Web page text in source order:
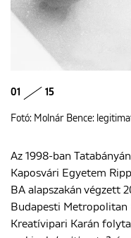
01 15
Fotó: Molnár Bence:
Az 1998-ban
Kaposvári Egyetem
BA alapszakán végzett
Budapesti Metropolitan
Kreatívipari Karán